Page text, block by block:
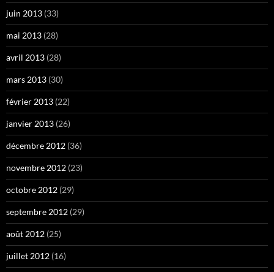
juin 2013 (33)
mai 2013 (28)
avril 2013 (28)
mars 2013 (30)
février 2013 (22)
janvier 2013 (26)
décembre 2012 (36)
novembre 2012 (23)
octobre 2012 (29)
septembre 2012 (29)
août 2012 (25)
juillet 2012 (16)